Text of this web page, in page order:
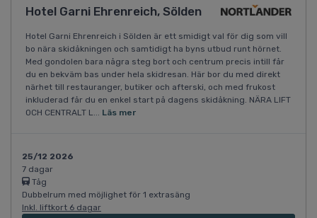
Hotel Garni Ehrenreich, Sölden
Hotel Garni Ehrenreich i Sölden är ett smidigt val för dig som vill
bo nära skidåkningen och samtidigt ha byns utbud runt hörnet.
Med gondolen bara några steg bort och centrum precis intill får
du en bekväm bas under hela skidresan. Här bor du med direkt
närhet till restauranger, butiker och afterski, och med frukost
inkluderad får du en enkel start på dagens skidåkning. NÄRA LIFT
OCH CENTRALT L... Läs mer
25/12 2026
7 dagar
Tåg
Dubbelrum med möjlighet för 1 extrasäng
Inkl. liftkort 6 dagar